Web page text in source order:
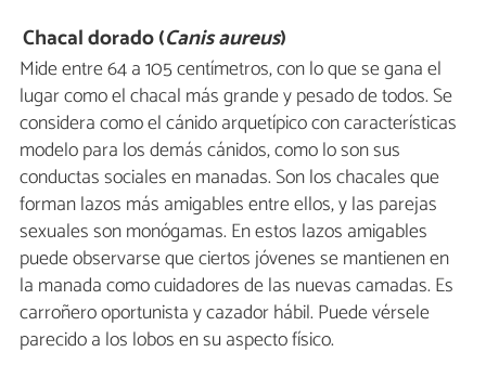
Chacal dorado (Canis aureus)
Mide entre 64 a 105 centímetros, con lo que se gana el
lugar como el chacal más grande y pesado de todos. Se
considera como el cánido arquetípico con características
modelo para los demás cánidos, como lo son sus
conductas sociales en manadas. Son los chacales que
forman lazos más amigables entre ellos, y las parejas
sexuales son monógamas. En estos lazos amigables
puede observarse que ciertos jóvenes se mantienen en
la manada como cuidadores de las nuevas camadas. Es
carroñero oportunista y cazador hábil. Puede vérsele
parecido a los lobos en su aspecto físico.